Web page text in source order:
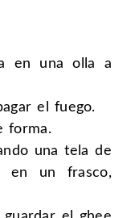
en una olla a
el fuego.
forma.
una tela de
en un frasco,